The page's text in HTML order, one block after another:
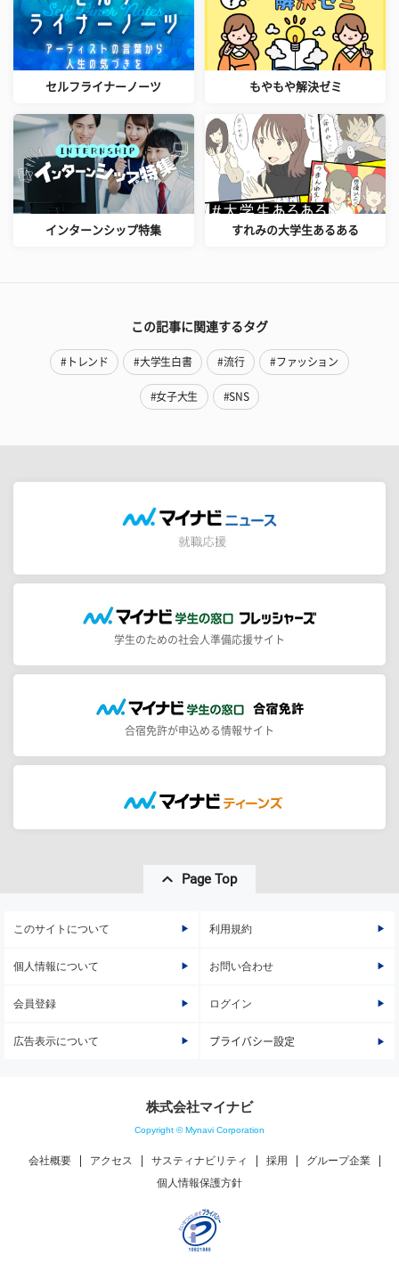
セルフライナーノーツ もやもや解決ゼミ
インターンシップ特集 すれみの大学生あるある
この記事に関連するタグ
#トレンド #大学生白書 #流行 #ファッション
#女子大生 #SNS
学生のための社会人準備応援サイト
合宿免許が申込める情報サイト
Page Top
このサイトについて 利用規約
個人情報について お問い合わせ
会員登録 ログイン
広告表示について プライバシー設定
株式会社マイナビ
Copyright © Mynavi Corporation
会社概要 アクセス サスティナビリティ 採用
グループ企業
個人情報保護方針